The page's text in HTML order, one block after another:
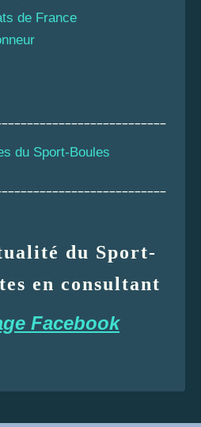
de France
du Sport-Boules
du Sport-
en consultant
Facebook